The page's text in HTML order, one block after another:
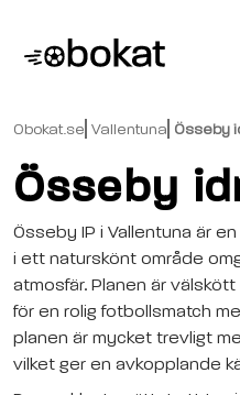
Obokat.se Vallentuna Össeby
Össeby
Össeby IP i Vallentuna är
i ett naturskönt område
atmosfär. Planen är
för en rolig fotbollsmatch
planen är mycket trevligt
vilket ger en avkopplande